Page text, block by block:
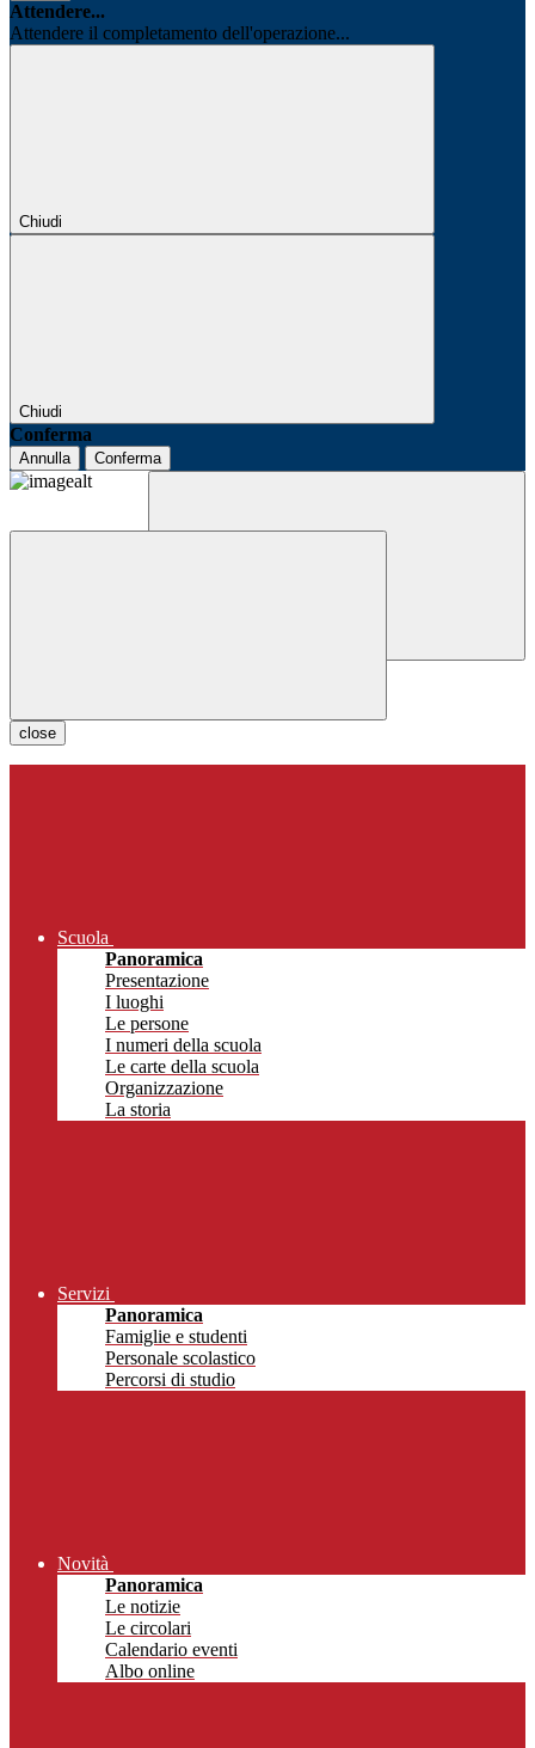
Attendere...
Attendere il completamento dell'operazione...
Chiudi
Chiudi
Conferma
Annulla Conferma
close
Scuola
Panoramica
Presentazione
I luoghi
Le persone
I numeri della scuola
Le carte della scuola
Organizzazione
La storia
Servizi
Panoramica
Famiglie e studenti
Personale scolastico
Percorsi di studio
Novità
Panoramica
Le notizie
Le circolari
Calendario eventi
Albo online